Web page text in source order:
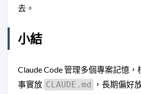
去。
小結
Claude Code 管理多個專案記憶
事實放 CLAUDE.md
，長期偏好